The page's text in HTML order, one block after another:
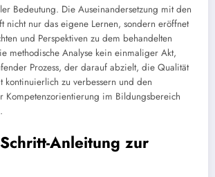
Bedeutung. Die Auseinandersetzung mit den
nicht nur das eigene Lernen, sondern eröffnet
und Perspektiven zu dem behandelten
methodische Analyse kein einmaliger Akt,
Prozess, der darauf abzielt, die Qualität
zu verbessern und den
Kompetenzorientierung im Bildungsbereich
Anleitung zur